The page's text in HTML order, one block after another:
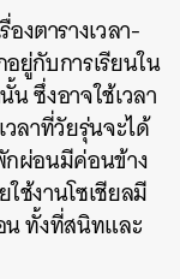
งตารางเวลา-
ยู่กับการเรียนใน
น ซึ่งอาจใช้เวลา
ลาที่วัยรุ่นจะได้
กผ่อนมีค่อนข้าง
ช้งานโซเชียลมี
น ทั้งที่สนิทและ